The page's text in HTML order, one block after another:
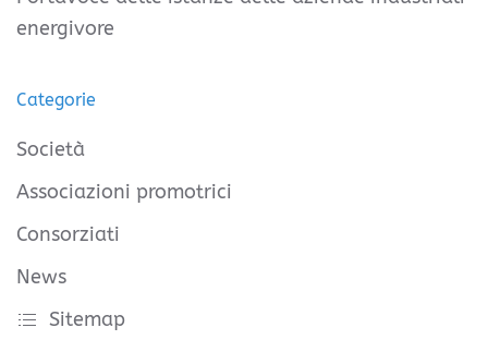
energivore
Categorie
Società
Associazioni promotrici
Consorziati
News
Sitemap